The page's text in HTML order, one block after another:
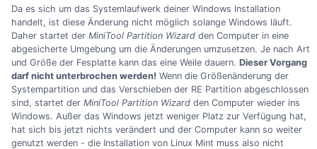
Da es sich um das Systemlaufwerk deiner Windows Installation
handelt, ist diese Änderung nicht möglich solange Windows läuft.
Daher startet der MiniTool Partition Wizard den Computer in eine
abgesicherte Umgebung um die Änderungen umzusetzen. Je nach Art
und Größe der Fesplatte kann das eine Weile dauern. Dieser Vorgang
darf nicht unterbrochen werden! Wenn die Größenänderung der
Systempartition und das Verschieben der RE Partition abgeschlossen
sind, startet der MiniTool Partition Wizard den Computer wieder ins
Windows. Außer das Windows jetzt weniger Platz zur Verfügung hat,
hat sich bis jetzt nichts verändert und der Computer kann so weiter
genutzt werden - die Installation von Linux Mint muss also nicht